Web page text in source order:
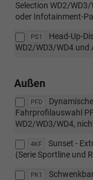
Selection WD2/
oder Infotainment-
PS1
Head-Up-
WD2/WD3/WD4 und
Außen
PFD
Fahrprofilauswahl
WD2/WD3/WD4,
4KF
Sunset -
(Serie Sportline und
PK1